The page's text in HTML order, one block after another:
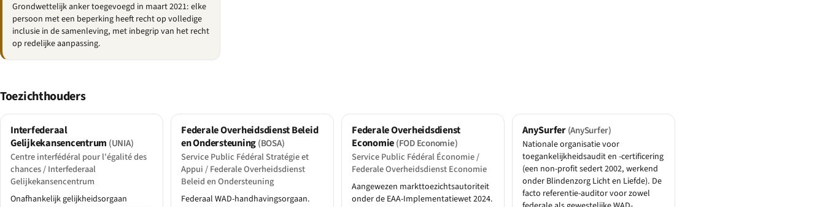
Grondwettelijk anker toegevoegd in maart 2021: elke
persoon met een beperking heeft recht op volledige
inclusie in de samenleving, met inbegrip van het recht
op redelijke aanpassing.
Toezichthouders
Interfederaal
Gelijkekansencentrum (UNIA)
Centre interfédéral pour l'égalité des
chances / Interfederaal
Gelijkekansencentrum
Onafhankelijk gelijkheidsorgaan
Federale Overheidsdienst Beleid
en Ondersteuning(BOSA)
Service Public Fédéral Stratégie et
Appui / Federale Overheidsdienst
Beleid en Ondersteuning
Federaal WAD-handhavingsorgaan.
Federale Overheidsdienst
Economie(FOD Economie)
Service Public Fédéral Économie /
Federale Overheidsdienst Economie
Aangewezen markttoezichtsautoriteit
onder de EAA-Implementatiewet 2024.
AnySurfer(AnySurfer)
Nationale organisatie voor
toegankelijkheidsaudit en -certificering
(een non-profit sedert 2002, werkend
onder Blindenzorg Licht en Liefde). De
facto referentie-auditor voor zowel